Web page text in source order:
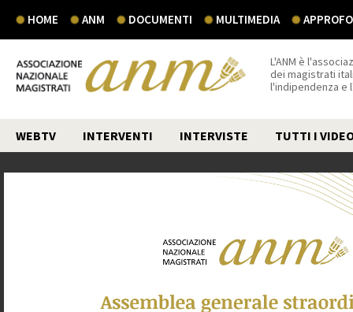
HOME ANM DOCUMENTI MULTIMEDIA
L'ANM è
dei magistrati
l'indipendenza e
WEBTV INTERVENTI INTERVISTE TUTTI I